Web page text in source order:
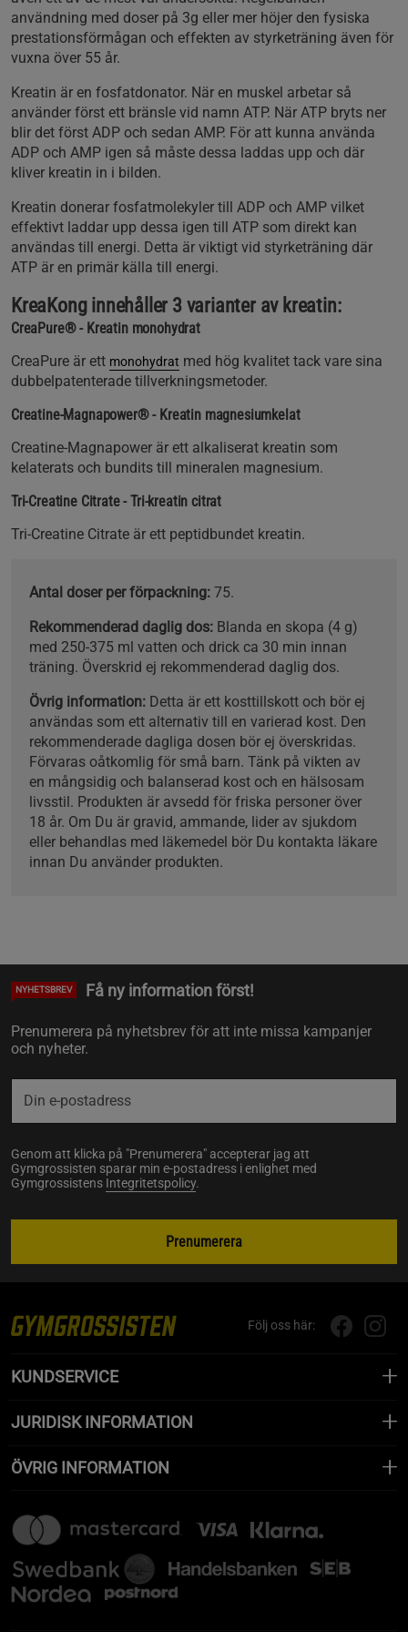
användning med doser på 3g eller mer höjer den fysiska
prestationsförmågan och effekten av styrketräning även för
vuxna över 55 år.
Kreatin är en fosfatdonator. När en muskel arbetar så
använder först ett bränsle vid namn ATP. När ATP bryts ner
blir det först ADP och sedan AMP. För att kunna använda
ADP och AMP igen så måste dessa laddas upp och där
kliver kreatin in i bilden.
Kreatin donerar fosfatmolekyler till ADP och AMP vilket
effektivt laddar upp dessa igen till ATP som direkt kan
användas till energi. Detta är viktigt vid styrketräning där
ATP är en primär källa till energi.
KreaKong innehåller 3 varianter av kreatin:
CreaPure® - Kreatin monohydrat
CreaPure är ett monohydrat med hög kvalitet tack vare sina
dubbelpatenterade tillverkningsmetoder.
Creatine-Magnapower® - Kreatin magnesiumkelat
Creatine-Magnapower är ett alkaliserat kreatin som
kelaterats och bundits till mineralen magnesium.
Tri-Creatine Citrate - Tri-kreatin citrat
Tri-Creatine Citrate är ett peptidbundet kreatin.
Antal doser per förpackning: 75.
Rekommenderad daglig dos: Blanda en skopa (4 g)
med 250-375 ml vatten och drick ca 30 min innan
träning. Överskrid ej rekommenderad daglig dos.
Övrig information: Detta är ett kosttillskott och bör ej
användas som ett alternativ till en varierad kost. Den
rekommenderade dagliga dosen bör ej överskridas.
Förvaras oåtkomlig för små barn. Tänk på vikten av
en mångsidig och balanserad kost och en hälsosam
livsstil. Produkten är avsedd för friska personer över
18 år. Om Du är gravid, ammande, lider av sjukdom
eller behandlas med läkemedel bör Du kontakta läkare
innan Du använder produkten.
NYHETSBREV Få ny information först!
Prenumerera på nyhetsbrev för att inte missa kampanjer
och nyheter.
Genom att klicka på "Prenumerera" accepterar jag att
Gymgrossisten sparar min e-postadress i enlighet med
Gymgrossistens Integritetspolicy.
Prenumerera
Följ oss här:
KUNDSERVICE
JURIDISK INFORMATION
ÖVRIG INFORMATION